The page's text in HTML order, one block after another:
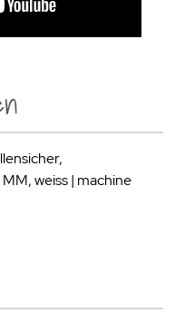
weiss | machine